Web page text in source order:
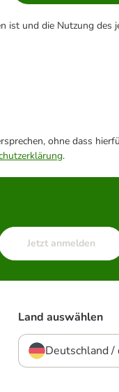
ist und die Nutzung
ohne dass
.
Jetzt anmelden
Land auswählen
Deutschland /